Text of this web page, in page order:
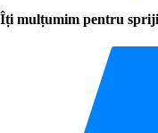
Îți mulțumim pentru